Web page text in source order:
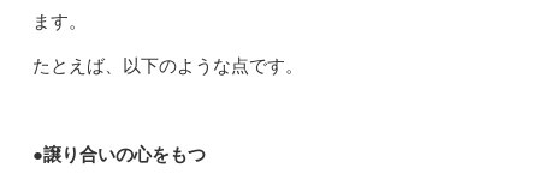
ます。
たとえば、以下のような点です。
●譲り合いの心をもつ